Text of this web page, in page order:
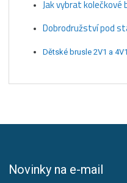
Jak vybrat kolečkové
Dobrodružství pod
Dětské brusle 2V1 a 4V1
Novinky na e-mail